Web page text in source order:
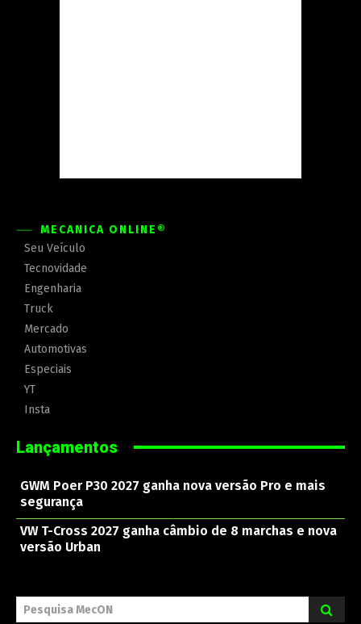
MECÂNICA ONLINE®
Seu Veículo
Tecnovidade
Engenharia
Truck
Mercado
Automotivas
Especiais
YT
Insta
Lançamentos
GWM Poer P30 2027 ganha nova versão Pro e mais
segurança
VW T-Cross 2027 ganha câmbio de 8 marchas e nova
versão Urban
Pesquisa MecON